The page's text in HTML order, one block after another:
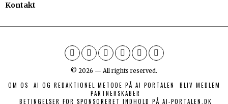
Kontakt
© 2026 — All rights reserved.
OM OS AI OG REDAKTIONEL METODE PÅ AI PORTALEN
BLIV MEDLEM
PARTNERSKABER
BETINGELSER FOR SPONSORERET INDHOLD PÅ AI-PORTALEN.DK